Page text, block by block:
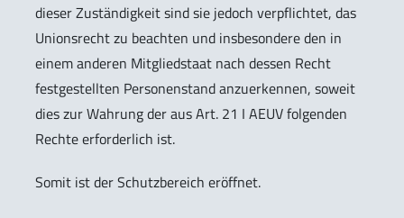
dieser Zuständigkeit sind sie jedoch verpflichtet, das
Unionsrecht zu beachten und insbesondere den in
einem anderen Mitgliedstaat nach dessen Recht
festgestellten Personenstand anzuerkennen, soweit
dies zur Wahrung der aus Art. 21 I AEUV folgenden
Rechte erforderlich ist.
Somit ist der Schutzbereich eröffnet.